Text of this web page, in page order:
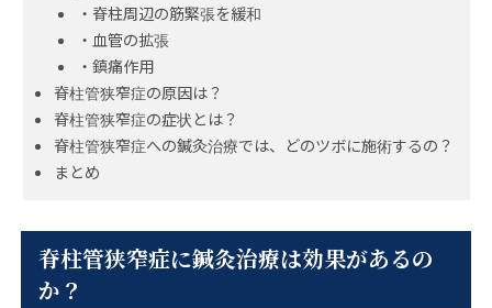
・脊柱周辺の筋緊張を緩和
・血管の拡張
・鎮痛作用
脊柱管狭窄症の原因は？
脊柱管狭窄症の症状とは？
脊柱管狭窄症への鍼灸治療では、どのツボに施術するの？
まとめ
脊柱管狭窄症に鍼灸治療は効果があるの
か？